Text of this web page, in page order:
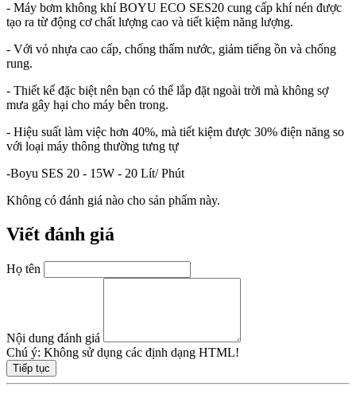
- Máy bơm không khí BOYU ECO SES20 cung cấp khí nén được
tạo ra từ động cơ chất lượng cao và tiết kiệm năng lượng.
- Với vỏ nhựa cao cấp, chống thấm nước, giảm tiếng ồn và chống
rung.
- Thiết kế đặc biệt nên bạn có thể lắp đặt ngoài trời mà không sợ
mưa gây hại cho máy bên trong.
- Hiệu suất làm việc hơn 40%, mà tiết kiệm được 30% điện năng so
với loại máy thông thường tưng tự
-Boyu SES 20 - 15W - 20 Lít/ Phút
Không có đánh giá nào cho sản phẩm này.
Viết đánh giá
Họ tên
Nội dung đánh giá
Chú ý: Không sử dụng các định dạng HTML!
Tiếp tục